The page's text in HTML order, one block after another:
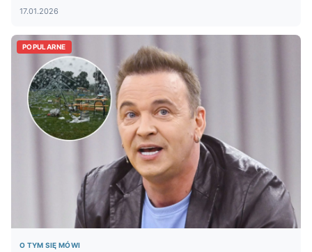
17.01.2026
POPULARNE
O TYM SIĘ MÓWI